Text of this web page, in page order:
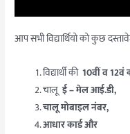
आप सभी विद्यार्थियो को कुछ
विद्यार्थी की 10वीं व 12वं
चालूई – मेल आई.डी,
चालू मोबाइल नंबर,
आधार कार्ड और